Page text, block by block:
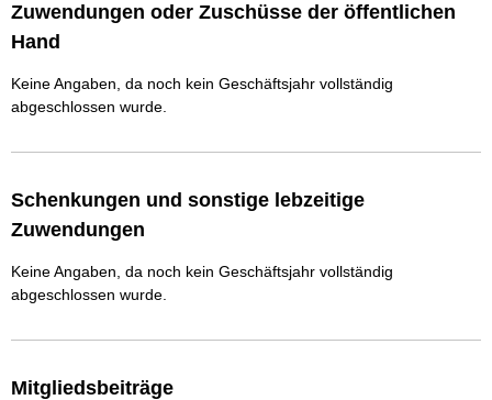
Zuwendungen oder Zuschüsse der öffentlichen
Hand
Keine Angaben, da noch kein Geschäftsjahr vollständig
abgeschlossen wurde.
Schenkungen und sonstige lebzeitige
Zuwendungen
Keine Angaben, da noch kein Geschäftsjahr vollständig
abgeschlossen wurde.
Mitgliedsbeiträge